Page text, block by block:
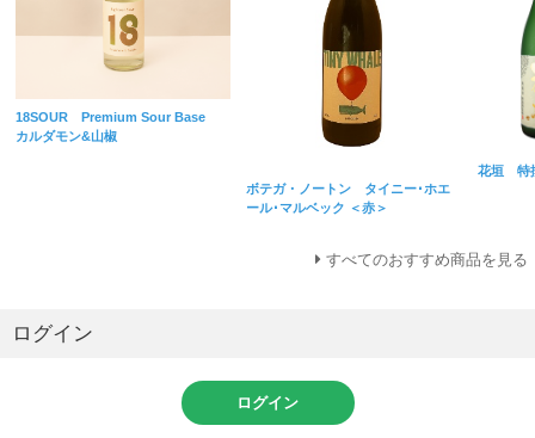
18SOUR Premium Sour Base
カルダモン&山椒
ボテガ・ノートン タイニー･ホエ
ール･マルベック ＜赤＞
花垣 特
すべてのおすすめ商品を見る
ログイン
ログイン